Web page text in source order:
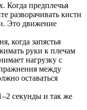
Когда предплечья
разворачивать кисти
Это движение
когда запястья
руки к плечам
нагрузку с
между
оставаться
секунды и так же